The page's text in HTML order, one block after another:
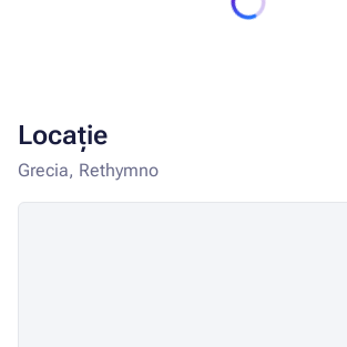
Locație
Grecia, Rethymno